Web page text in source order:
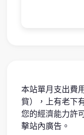
本站單月支出費
貲），上有老下
您的經濟能力許
擊站內廣告。